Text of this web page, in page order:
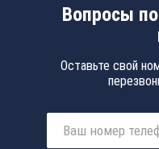
Вопросы
Оставьте свой